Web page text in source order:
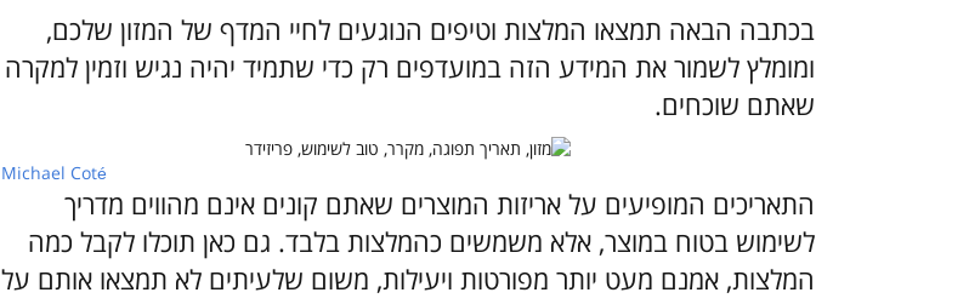
בכתבה הבאה תמצאו המלצות וטיפים הנוגעים לחיי המדף של המזון שלכם,
ומומלץ לשמור את המידע הזה במועדפים רק כדי שתמיד יהיה נגיש וזמין למקרה
שאתם שוכחים.
Michael Coté
התאריכים המופיעים על אריזות המוצרים שאתם קונים אינם מהווים מדריך
לשימוש בטוח במוצר, אלא משמשים כהמלצות בלבד. גם כאן תוכלו לקבל כמה
המלצות, אמנם מעט יותר מפורטות ויעילות, משום שלעיתים לא תמצאו אותם על